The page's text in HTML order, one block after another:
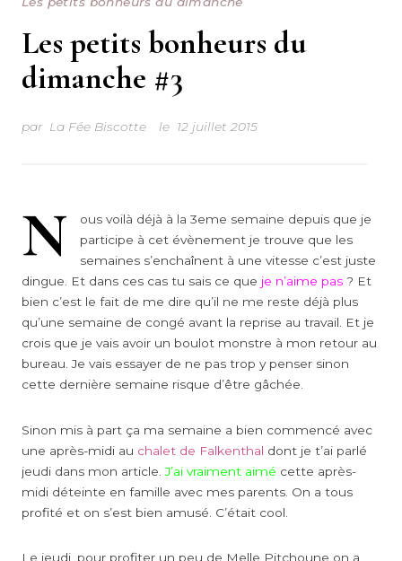
Les petits bonheurs du
dimanche #3
par La Fée Biscotte le 12 juillet 2015
N
ous voilà déjà à la 3eme semaine depuis que je
participe à cet évènement je trouve que les
semaines s’enchaînent à une vitesse c’est juste
dingue. Et dans ces cas tu sais ce que je n’aime pas ? Et
bien c’est le fait de me dire qu’il ne me reste déjà plus
qu’une semaine de congé avant la reprise au travail. Et je
crois que je vais avoir un boulot monstre à mon retour au
bureau. Je vais essayer de ne pas trop y penser sinon
cette dernière semaine risque d’être gâchée.
Sinon mis à part ça ma semaine a bien commencé avec
une après-midi au chalet de Falkenthal dont je t’ai parlé
jeudi dans mon article.J’ai vraiment aimé cette après-
midi déteinte en famille avec mes parents. On a tous
profité et on s’est bien amusé. C’était cool.
Le jeudi, pour profiter un peu de Melle Pitchoune on a